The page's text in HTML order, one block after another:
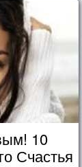
10
Счастья